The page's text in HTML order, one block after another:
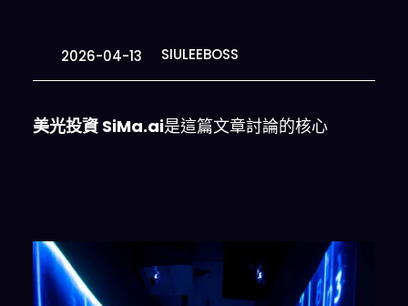
2026-04-13 SIULEEBOSS
美光投資 SiMa.ai是這篇文章討論的核心